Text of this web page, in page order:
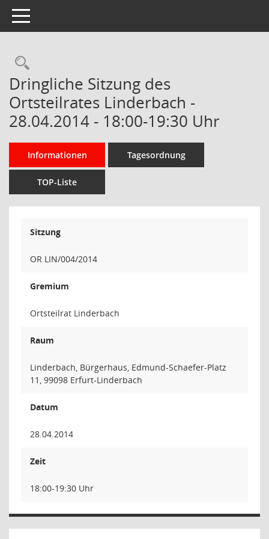
Toggle navigation
Rechercheauswahl
Dringliche Sitzung des
Ortsteilrates Linderbach -
28.04.2014 - 18:00-19:30 Uhr
Informationen Tagesordnung
TOP-Liste
Sitzung
OR LIN/004/2014
Gremium
Ortsteilrat Linderbach
Raum
Linderbach, Bürgerhaus, Edmund-Schaefer-Platz
11, 99098 Erfurt-Linderbach
Datum
28.04.2014
Zeit
18:00-19:30 Uhr